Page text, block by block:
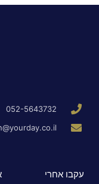
052-5643732
עקבו אחרי